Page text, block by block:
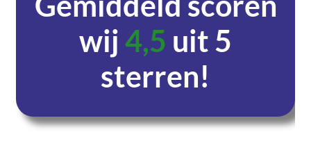
wij4,5 uit 5
sterren!